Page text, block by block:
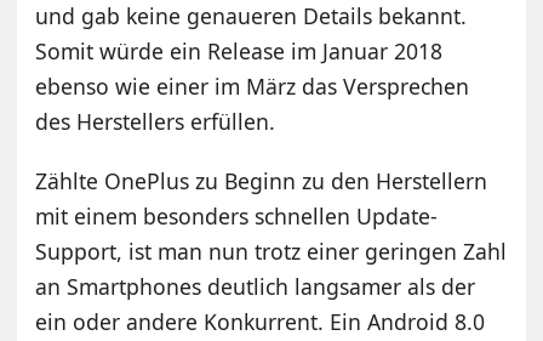
und gab keine genaueren Details bekannt.
Somit würde ein Release im Januar 2018
ebenso wie einer im März das Versprechen
des Herstellers erfüllen.
Zählte OnePlus zu Beginn zu den Herstellern
mit einem besonders schnellen Update-
Support, ist man nun trotz einer geringen Zahl
an Smartphones deutlich langsamer als der
ein oder andere Konkurrent. Ein Android 8.0